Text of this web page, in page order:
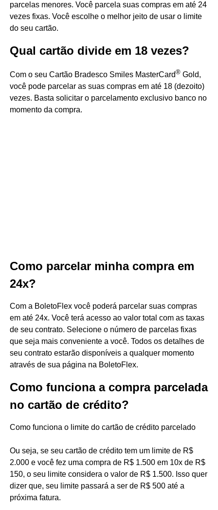
parcelas menores. Você parcela suas compras em até 24
vezes fixas. Você escolhe o melhor jeito de usar o limite
do seu cartão.
Qual cartão divide em 18 vezes?
Com o seu Cartão Bradesco Smiles MasterCard® Gold,
você pode parcelar as suas compras em até 18 (dezoito)
vezes. Basta solicitar o parcelamento exclusivo banco no
momento da compra.
Como parcelar minha compra em
24x?
Com a BoletoFlex você poderá parcelar suas compras
em até 24x. Você terá acesso ao valor total com as taxas
de seu contrato. Selecione o número de parcelas fixas
que seja mais conveniente a você. Todos os detalhes de
seu contrato estarão disponíveis a qualquer momento
através de sua página na BoletoFlex.
Como funciona a compra parcelada
no cartão de crédito?
Como funciona o limite do cartão de crédito parcelado
Ou seja, se seu cartão de crédito tem um limite de R$
2.000 e você fez uma compra de R$ 1.500 em 10x de R$
150, o seu limite considera o valor de R$ 1.500. Isso quer
dizer que, seu limite passará a ser de R$ 500 até a
próxima fatura.